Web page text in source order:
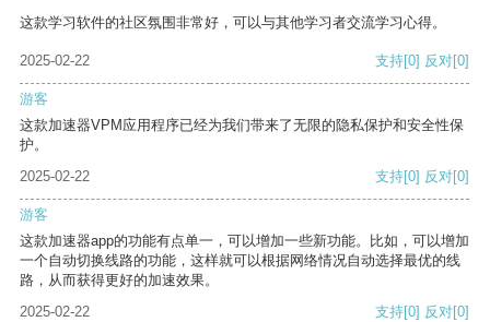
这款学习软件的社区氛围非常好，可以与其他学习者交流学习心得。
2025-02-22 支持[0] 反对[0]
游客
这款加速器VPM应用程序已经为我们带来了无限的隐私保护和安全性保
护。
2025-02-22
支持[0] 反对[0]
游客
这款加速器app的功能有点单一，可以增加一些新功能。比如，可以增加
一个自动切换线路的功能，这样就可以根据网络情况自动选择最优的线
路，从而获得更好的加速效果。
2025-02-22
支持[0] 反对[0]